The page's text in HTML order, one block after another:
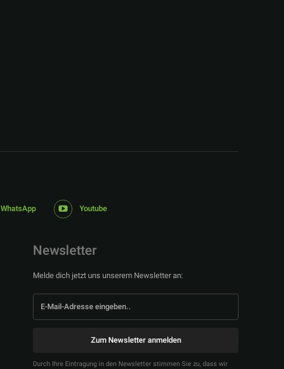
WhatsApp Youtube
Newsletter
Melde dich jetzt uns unserem Newsletter an:
Zum Newsletter anmelden
Durch Ihre Eintragung in den Newsletter stimmen Sie zu, dass wir